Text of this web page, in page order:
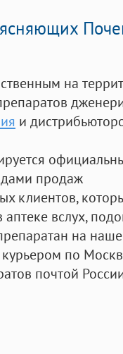
на
и
продаж
клиентов,
вслух,
на
по
почтой